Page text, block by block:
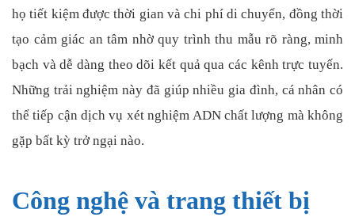
họ tiết kiệm được thời gian và chi phí di chuyển, đồng thời
tạo cảm giác an tâm nhờ quy trình thu mẫu rõ ràng, minh
bạch và dễ dàng theo dõi kết quả qua các kênh trực tuyến.
Những trải nghiệm này đã giúp nhiều gia đình, cá nhân có
thể tiếp cận dịch vụ xét nghiệm ADN chất lượng mà không
gặp bất kỳ trở ngại nào.
Công nghệ và trang thiết bị